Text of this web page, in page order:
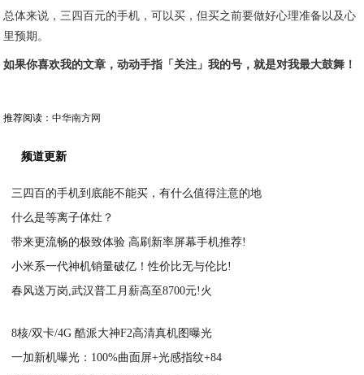
总体来说，三四百元的手机，可以买，但买之前要做好心理准备以及心
里预期。
如果你喜欢我的文章，动动手指「关注」我的号，就是对我最大鼓舞！
推荐阅读：中华南方网
频道更新
三四百的手机到底能不能买，有什么值得注意的地
什么是等离子体灶？
带来更流畅的极致体验 高刷新率屏幕手机推荐!
小米系一代神机销量破亿！性价比无与伦比!
​春风送万岗,武汉普工月薪高至8700元!火
8核/双卡/4G 酷派大神F2高清真机图曝光
一加新机曝光：100%曲面屏+光感指纹+84